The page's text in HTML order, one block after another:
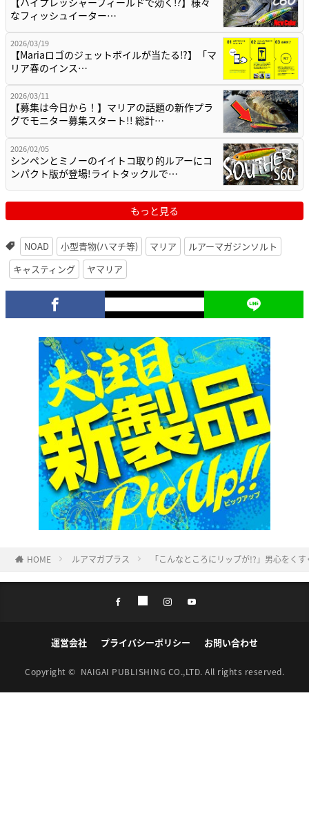
なフィッシュイーター…
2026/03/19
【Mariaロゴのジェットボイルが当たる⁉】「マ
リア春のインス…
2026/03/11
【募集は今日から！】マリアの話題の新作プラ
グでモニター募集スタート!! 総計…
2026/02/05
シンペンとミノーのイイトコ取り的ルアーにコ
ンパクト版が登場!ライトタックルで…
もっと見る
NOAD 小型青物(ハマチ等) マリア
ルアーマガジンソルト
キャスティング
ヤマリア
HOME ルアマガプラス 「こんなところにリップが!?」男心をく
運営会社 プライバシーポリシー お問い合わせ
Copyright © NAIGAI PUBLISHING CO.,LTD. All rights reserved.